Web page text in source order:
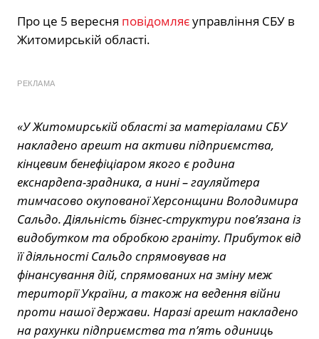
Про це 5 вересня повідомляєуправління СБУ в
Житомирській області.
РЕКЛАМА
«У Житомирській області за матеріалами СБУ
накладено арешт на активи підприємства,
кінцевим бенефіціаром якого є родина
екснардепа-зрадника, а нині – гауляйтера
тимчасово окупованої Херсонщини Володимира
Сальдо. Діяльність бізнес-структури пов’язана із
видобутком та обробкою граніту. Прибуток від
її діяльності Сальдо спрямовував на
фінансування дій, спрямованих на зміну меж
території України, а також на ведення війни
проти нашої держави. Наразі арешт накладено
на рахунки підприємства та п’ять одиниць